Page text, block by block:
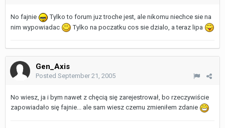
No fajnie
Tylko to forum juz troche jest, ale nikomu niechce sie na
nim wypowiadac
Tylko na poczatku cos sie dzialo, a teraz lipa
Gen_Axis
Posted September 21, 2005
No wiesz, ja i bym nawet z chęcią się zarejestrował, bo rzeczywiście
zapowiadało się fajnie... ale sam wiesz czemu zmieniłem zdanie